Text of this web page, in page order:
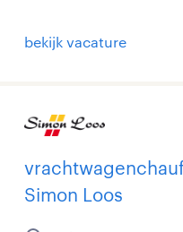
bekijk vacature
Simon Loos